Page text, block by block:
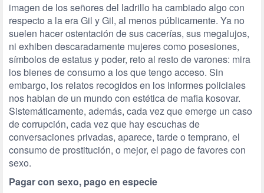
imagen de los señores del ladrillo ha cambiado algo con
respecto a la era Gil y Gil, al menos públicamente. Ya no
suelen hacer ostentación de sus cacerías, sus megalujos,
ni exhiben descaradamente mujeres como posesiones,
símbolos de estatus y poder, reto al resto de varones: mira
los bienes de consumo a los que tengo acceso. Sin
embargo, los relatos recogidos en los informes policiales
nos hablan de un mundo con estética de mafia kosovar.
Sistemáticamente, además, cada vez que emerge un caso
de corrupción, cada vez que hay escuchas de
conversaciones privadas, aparece, tarde o temprano, el
consumo de prostitución, o mejor, el pago de favores con
sexo.
Pagar con sexo, pago en especie